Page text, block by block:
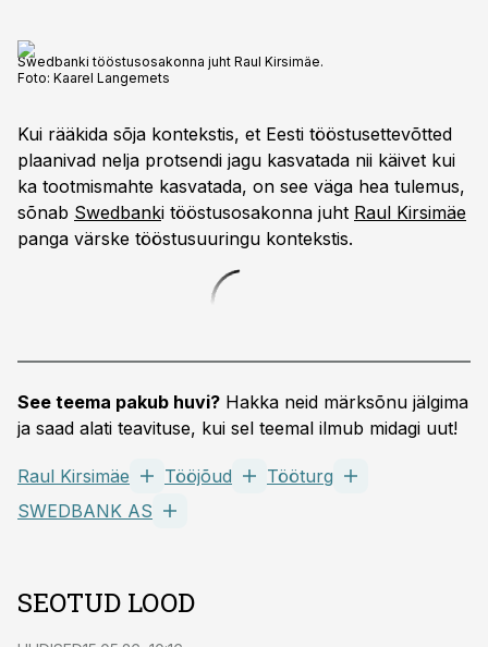
Swedbanki tööstusosakonna juht Raul Kirsimäe.
Foto: Kaarel Langemets
Kui rääkida sõja kontekstis, et Eesti tööstusettevõtted
plaanivad nelja protsendi jagu kasvatada nii käivet kui
ka tootmismahte kasvatada, on see väga hea tulemus,
sõnab Swedbanki tööstusosakonna juht Raul Kirsimäe
panga värske tööstusuuringu kontekstis.
See teema pakub huvi? Hakka neid märksõnu jälgima
ja saad alati teavituse, kui sel teemal ilmub midagi uut!
Raul Kirsimäe Tööjõud
Tööturg
SWEDBANK AS
SEOTUD LOOD